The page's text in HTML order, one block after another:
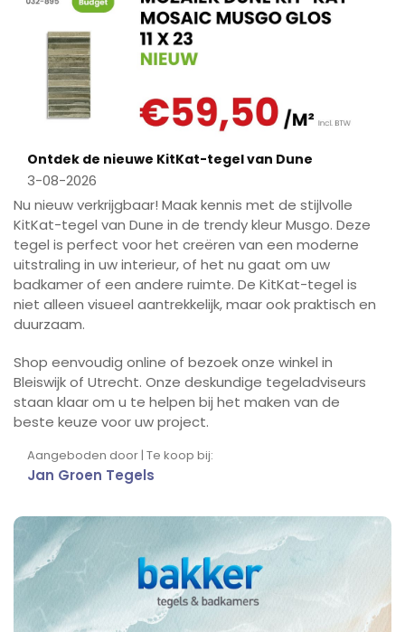
Ontdek de nieuwe KitKat-tegel van Dune
3-08-2026
Nu nieuw verkrijgbaar! Maak kennis met de stijlvolle
KitKat-tegel van Dune in de trendy kleur Musgo. Deze
tegel is perfect voor het creëren van een moderne
uitstraling in uw interieur, of het nu gaat om uw
badkamer of een andere ruimte. De KitKat-tegel is
niet alleen visueel aantrekkelijk, maar ook praktisch en
duurzaam.
Shop eenvoudig online of bezoek onze winkel in
Bleiswijk of Utrecht. Onze deskundige tegeladviseurs
staan klaar om u te helpen bij het maken van de
beste keuze voor uw project.
Aangeboden door | Te koop bij:
Jan Groen Tegels